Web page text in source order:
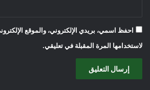
احفظ اسمي، بريدي الإلكتروني، والموقع
لاستخدامها المرة المقبلة في تعليقي.